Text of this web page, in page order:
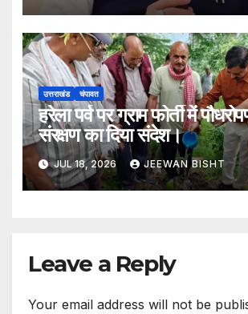
उत्तराखंड चंपावत
हरेला पर्व पर ग्राम फोर्ती में
संरक्षण का दिया संदेश।
JUL 18, 2026 JEEWAN BISHT
Leave a Reply
Your email address will not be